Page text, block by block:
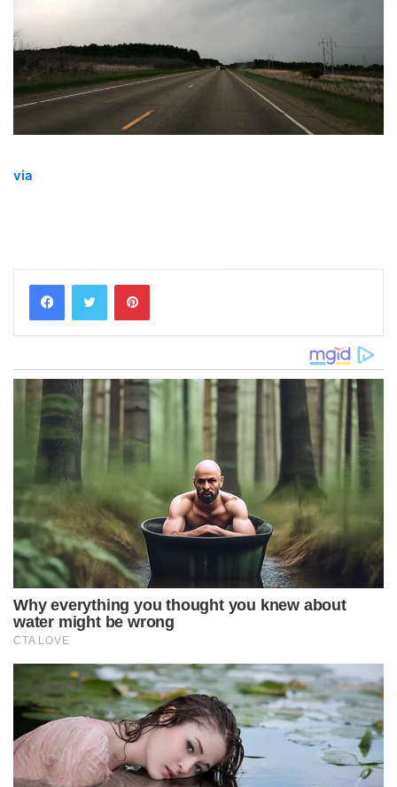
via
Pinterest